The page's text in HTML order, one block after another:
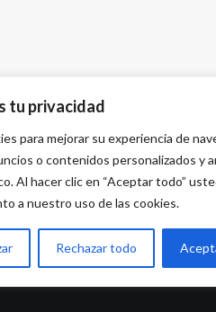
tu privacidad
para mejorar su experiencia de
o contenidos personalizados y
Al hacer clic en “Aceptar todo”
a nuestro uso de las cookies.
Rechazar todo